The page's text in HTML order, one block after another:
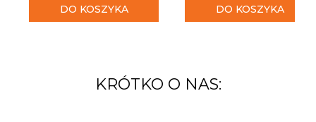
DO KOSZYKA DO KOSZYKA
KRÓTKO O NAS: